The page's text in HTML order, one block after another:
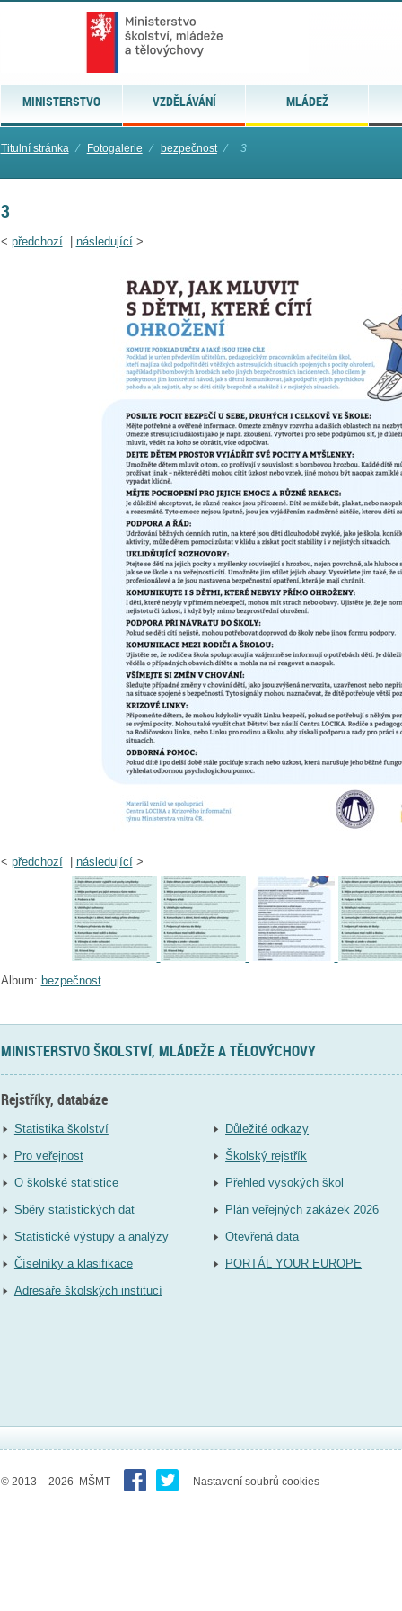
MINISTERSTVO VZDĚLÁVÁNÍ MLÁDEŽ
Titulní stránka ⁄ Fotogalerie ⁄ bezpečnost ⁄ 3
3
< předchozí| následující>
< předchozí| následující>
Album: bezpečnost
MINISTERSTVO ŠKOLSTVÍ, MLÁDEŽE A TĚLOVÝCHOVY
Rejstříky, databáze
Statistika školství
Pro veřejnost
O školské statistice
Sběry statistických dat
Statistické výstupy a analýzy
Číselníky a klasifikace
Adresáře školských institucí
Důležité odkazy
Školský rejstřík
Přehled vysokých škol
Plán veřejných zakázek 2026
Otevřená data
PORTÁL YOUR EUROPE
© 2013 – 2026 MŠMT Nastavení soubrů cookies